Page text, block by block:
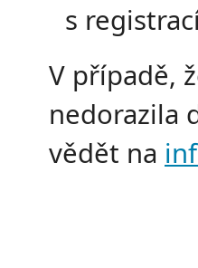
s
V případě,
nedorazila
vědět na